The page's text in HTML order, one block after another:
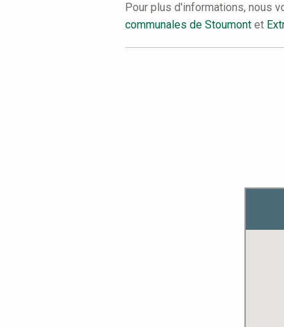
Pour plus d'informations, nous
communales de Stoumont et